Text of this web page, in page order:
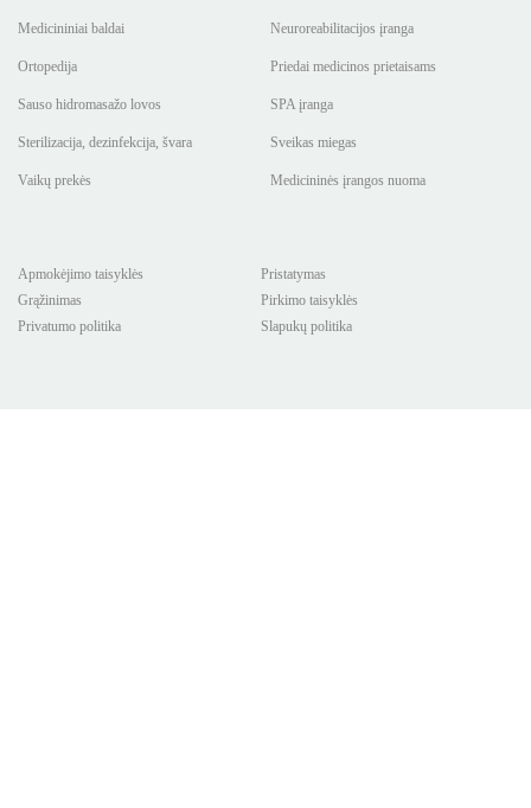
Medicininiai baldai Neuroreabilitacijos įranga
Ortopedija Priedai medicinos prietaisams
Sauso hidromasažo lovos SPA įranga
Sterilizacija, dezinfekcija, švara Sveikas miegas
Vaikų prekės Medicininės įrangos nuoma
Apmokėjimo taisyklės
Pristatymas
Grąžinimas
Pirkimo taisyklės
Privatumo politika
Slapukų politika